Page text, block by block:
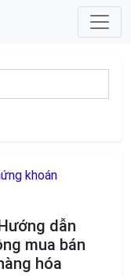
khoán
dẫn
mua bán
hóa